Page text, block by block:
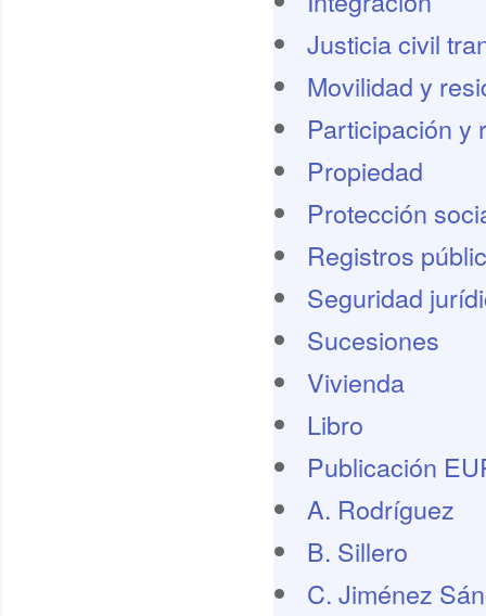
Justicia civil
Movilidad y
Participación y
Propiedad
Protección
Registros
Seguridad
Sucesiones
Vivienda
Libro
Publicación
A. Rodríguez
B. Sillero
C. Jiménez